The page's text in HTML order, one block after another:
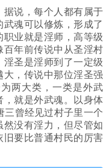
说，每个人都有属于
魂可以修炼，形成了
业就是淫师，高等级
百年前传说中从圣淫村
圣是淫师到了一定级
，传说中那位淫圣强
两大类，一类是外武
就是外武魂。以身体
三曾经见过村子里一个
然没有淫力，但尽管如
旧要比普通村民的厉害